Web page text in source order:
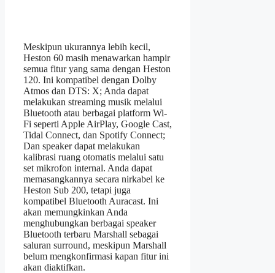
Meskipun ukurannya lebih kecil,
Heston 60 masih menawarkan hampir
semua fitur yang sama dengan Heston
120. Ini kompatibel dengan Dolby
Atmos dan DTS: X; Anda dapat
melakukan streaming musik melalui
Bluetooth atau berbagai platform Wi-
Fi seperti Apple AirPlay, Google Cast,
Tidal Connect, dan Spotify Connect;
Dan speaker dapat melakukan
kalibrasi ruang otomatis melalui satu
set mikrofon internal. Anda dapat
memasangkannya secara nirkabel ke
Heston Sub 200, tetapi juga
kompatibel Bluetooth Auracast. Ini
akan memungkinkan Anda
menghubungkan berbagai speaker
Bluetooth terbaru Marshall sebagai
saluran surround, meskipun Marshall
belum mengkonfirmasi kapan fitur ini
akan diaktifkan.